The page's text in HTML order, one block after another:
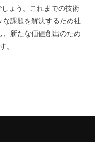
ょう。これまでの技術
課題を解決するため社
新たな価値創出のため
。